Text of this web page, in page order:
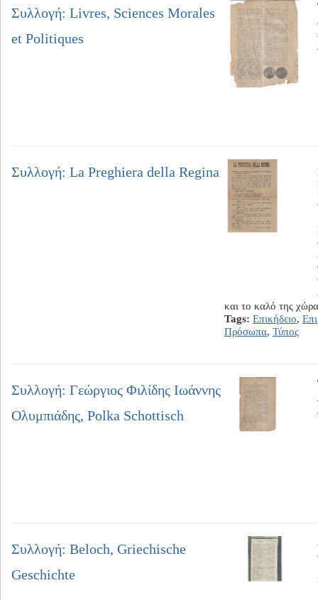
Συλλογή: Livres, Sciences Morales
et Politiques
Συλλογή: La Preghiera della Regina
και το καλό της
Tags: Επικήδειο,
Πρόσωπα, Τύπος
Συλλογή: Γεώργιος Φιλίδης Ιωάννης
Ολυμπιάδης, Polka Schottisch
Συλλογή: Beloch, Griechische
Geschichte